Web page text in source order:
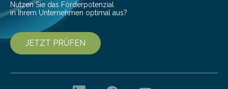
Nutzen Sie das Förderpotenzial
in Ihrem Unternehmen optimal aus?
JETZT PRÜFEN